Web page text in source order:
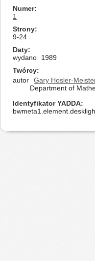
Numer
1
Strony
9-24
Daty
wydano
1989
Twórcy
autor
Gary Hosler-
Department of
Identyfikator YADDA